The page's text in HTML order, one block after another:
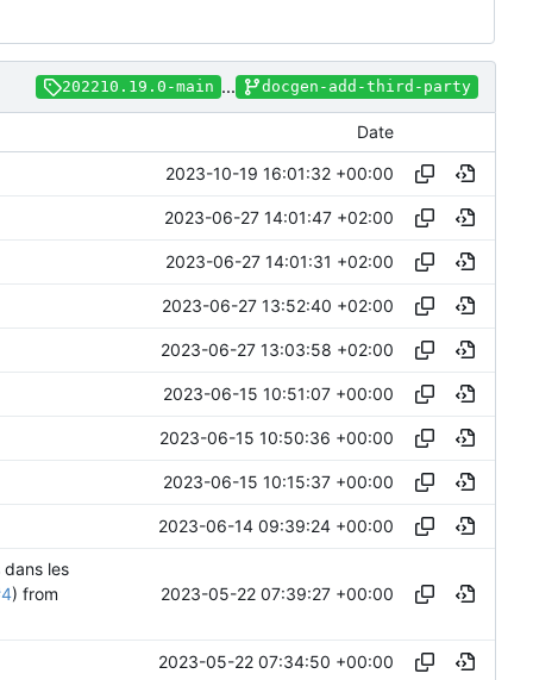
202210.19.0-main ... docgen-add-third-party
Date
2023-10-19 16:01:32 +00:00
2023-06-27 14:01:47 +02:00
2023-06-27 14:01:31 +02:00
2023-06-27 13:52:40 +02:00
2023-06-27 13:03:58 +02:00
2023-06-15 10:51:07 +00:00
2023-06-15 10:50:36 +00:00
2023-06-15 10:15:37 +00:00
2023-06-14 09:39:24 +00:00
les
) from
2023-05-22 07:39:27 +00:00
2023-05-22 07:34:50 +00:00